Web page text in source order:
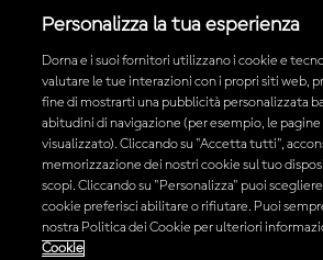
Condizioni di acquisto
Scarica l'app ufficiale
© 2026 MotoGP Sports Entertainment Group.
Tutti i marchi sono di proprietà dei rispettivi
Personalizza la tua esperienza
Dorna e i suoi fornitori utilizzano i cookie e
valutare le tue interazioni con i propri siti web,
fine di mostrarti una pubblicità personalizzata
abitudini di navigazione (per esempio, le pagine
visualizzato). Cliccando su "Accetta tutti",
memorizzazione dei nostri cookie sul tuo
scopi. Cliccando su "Personalizza" puoi
cookie preferisci abilitare o rifiutare. Puoi
nostra Politica dei Cookie per ulteriori
Cookie